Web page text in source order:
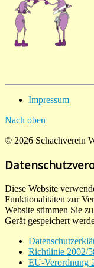
Impressum
Nach oben
© 2026 Schachverein
Diese Website
Funktionalitäten zur
Website stimmen Sie
Gerät gespeichert
Richtlinie 2002/
EU-Verordnung